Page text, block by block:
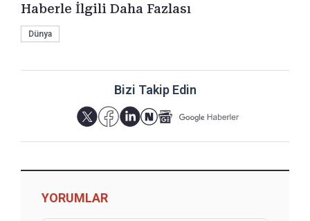
Haberle İlgili Daha Fazlası
Dünya
Bizi Takip Edin
YORUMLAR